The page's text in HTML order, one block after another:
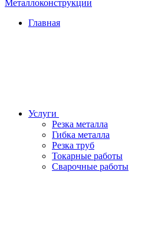
Металлоконструкции
Главная
Услуги
Резка металла
Гибка металла
Резка труб
Токарные работы
Сварочные работы